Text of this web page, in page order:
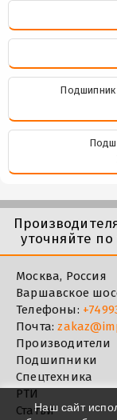
Подшипник
уточняйте
Москва, Россия
Варшавское
Телефоны:
Почта:
Производители
Подшипники
Спецтехника
РТИ
СтатьиНаш сайт